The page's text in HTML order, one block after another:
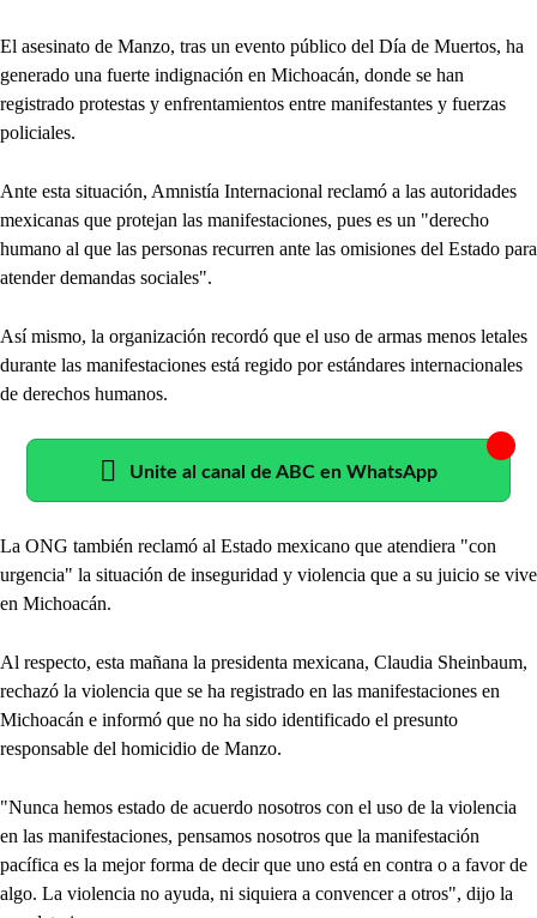
El asesinato de Manzo, tras un evento público del Día de Muertos, ha
generado una fuerte indignación en Michoacán, donde se han
registrado protestas y enfrentamientos entre manifestantes y fuerzas
policiales.
Ante esta situación, Amnistía Internacional reclamó a las autoridades
mexicanas que protejan las manifestaciones, pues es un "derecho
humano al que las personas recurren ante las omisiones del Estado para
atender demandas sociales".
Así mismo, la organización recordó que el uso de armas menos letales
durante las manifestaciones está regido por estándares internacionales
de derechos humanos.
Unite al canal de ABC en WhatsApp
La ONG también reclamó al Estado mexicano que atendiera "con
urgencia" la situación de inseguridad y violencia que a su juicio se vive
en Michoacán.
Al respecto, esta mañana la presidenta mexicana, Claudia Sheinbaum,
rechazó la violencia que se ha registrado en las manifestaciones en
Michoacán e informó que no ha sido identificado el presunto
responsable del homicidio de Manzo.
"Nunca hemos estado de acuerdo nosotros con el uso de la violencia
en las manifestaciones, pensamos nosotros que la manifestación
pacífica es la mejor forma de decir que uno está en contra o a favor de
algo. La violencia no ayuda, ni siquiera a convencer a otros", dijo la